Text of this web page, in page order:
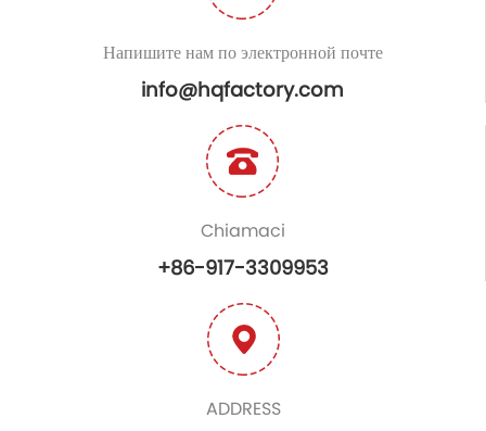
Напишите нам по электронной почте
info@hqfactory.com
Chiamaci
+86-917-3309953
ADDRESS